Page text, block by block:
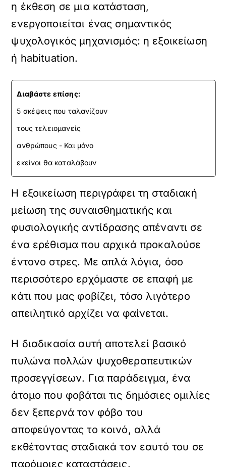
η έκθεση σε μια κατάσταση,
ενεργοποιείται ένας σημαντικός
ψυχολογικός μηχανισμός: η εξοικείωση
ή habituation.
Διαβάστε επίσης:
5 σκέψεις που ταλανίζουν
τους τελειομανείς
ανθρώπους - Και μόνο
εκείνοι θα καταλάβουν
Η εξοικείωση περιγράφει τη σταδιακή
μείωση της συναισθηματικής και
φυσιολογικής αντίδρασης απέναντι σε
ένα ερέθισμα που αρχικά προκαλούσε
έντονο στρες. Με απλά λόγια, όσο
περισσότερο ερχόμαστε σε επαφή με
κάτι που μας φοβίζει, τόσο λιγότερο
απειλητικό αρχίζει να φαίνεται.
Η διαδικασία αυτή αποτελεί βασικό
πυλώνα πολλών ψυχοθεραπευτικών
προσεγγίσεων. Για παράδειγμα, ένα
άτομο που φοβάται τις δημόσιες ομιλίες
δεν ξεπερνά τον φόβο του
αποφεύγοντας το κοινό, αλλά
εκθέτοντας σταδιακά τον εαυτό του σε
παρόμοιες καταστάσεις.